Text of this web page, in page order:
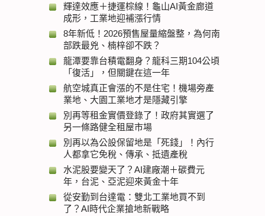
輝達效應＋捷運棕線！龜山AI黃金廊道
成形，工業地迎補漲行情
8年新低！2026預售屋量縮盤整，為何南
部跌最兇、楠梓卻不跌？
龍潭要靠台積電翻身？龍科三期104公頃
「復活」，但關鍵在這一年
航空城真正會漲的不是住宅！機場旁產
業地、大園工業地才是隱藏引擎
別再等租金實價登錄了！政府其實選了
另一條路健全租屋市場
別再以為公設保留地是「死錢」！內行
人都拿它免稅、傳承、抵遺產稅
水泥股要變天了？AI建廠潮＋碳費元
年，台泥、亞泥迎來黃金十年
從安勤到台達電：雙北工業地買不到
了？AI時代企業搶地新戰略